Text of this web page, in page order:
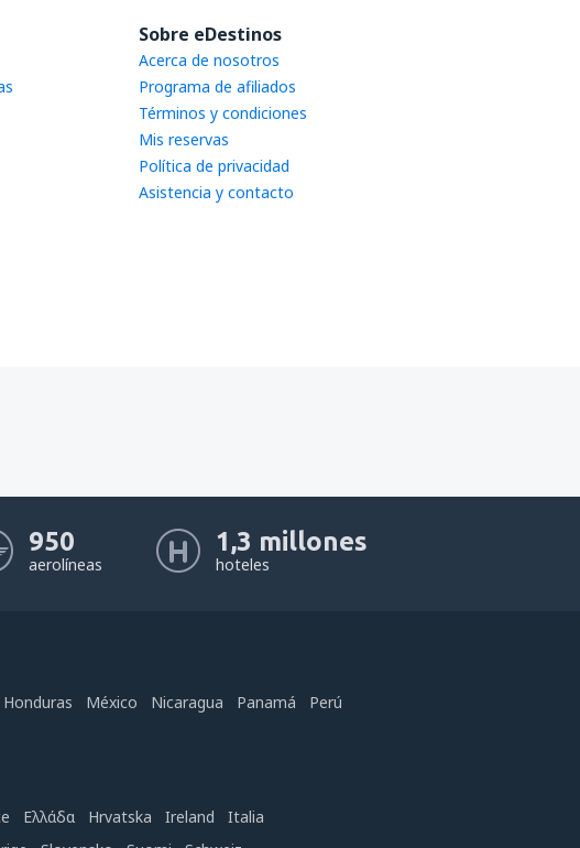
Sobre eDestinos
Acerca de nosotros
Programa de afiliados
Términos y condiciones
Mis reservas
Política de privacidad
Asistencia y contacto
950
aerolíneas
1,3 millones
hoteles
Honduras México Nicaragua Panamá
Perú
Ελλάδα Hrvatska Ireland
Italia